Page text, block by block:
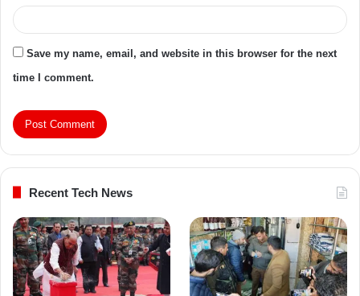
Save my name, email, and website in this browser for the next
time I comment.
Recent Tech News